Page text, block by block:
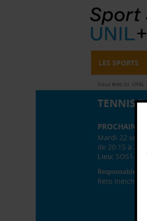
LES SPORTS
Vous êtes ici: UNIL
TENNIS
PROCHAIN
Mardi 22
de 20:15 à 22:15
Lieu: SOS1-
Responsable
Reto Ineichen